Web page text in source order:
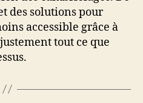
des solutions pour
accessible grâce à
tout ce que